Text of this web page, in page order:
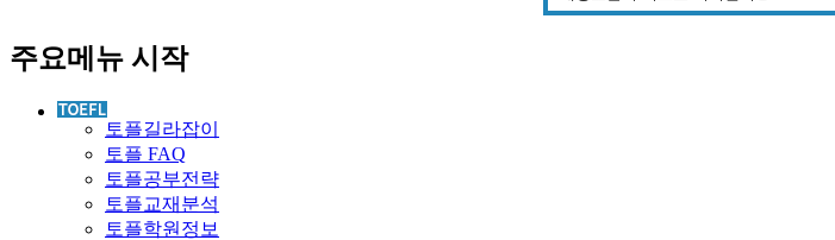
주요메뉴 시작
토플길라잡이
토플 FAQ
토플공부전략
토플교재분석
토플학원정보